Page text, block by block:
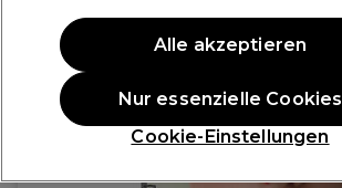
Cookie-Einstellungen
Nur essenzielle Cookies
Alle akzeptieren